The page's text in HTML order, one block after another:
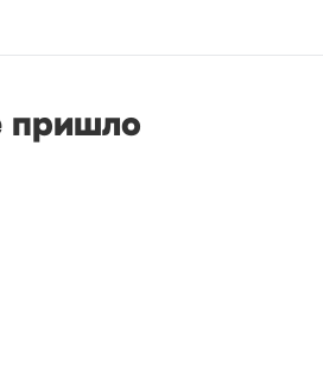
пришло